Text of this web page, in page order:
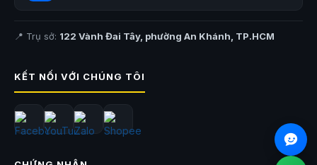
📍 Trụ sở: 122 Vành Đai Tây, phường An Khánh, TP.HCM
KẾT NỐI VỚI CHÚNG TÔI